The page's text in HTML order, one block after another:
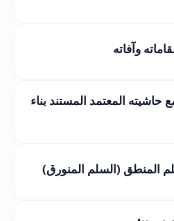
وآفاته
حاشيته المعتمد المستند بناء
المنطق (السلم المنورق)